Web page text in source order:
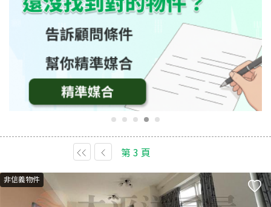
第 3 頁
非信義物件